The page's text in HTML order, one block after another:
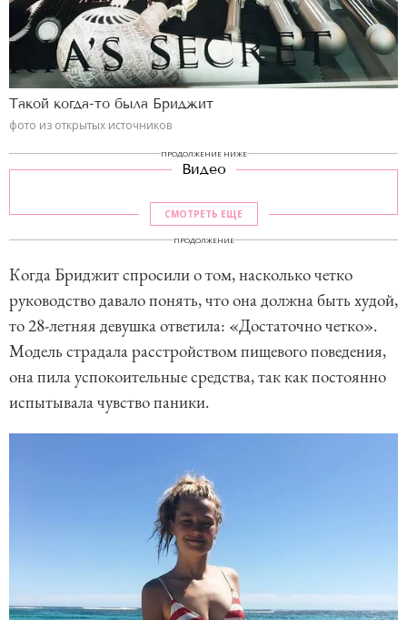
Такой когда-то была Бриджит
фото из открытых источников
ПРОДОЛЖЕНИЕ НИЖЕ
Видео
СМОТРЕТЬ ЕЩЕ
ПРОДОЛЖЕНИЕ
Когда Бриджит спросили о том, насколько четко
руководство давало понять, что она должна быть худой,
то 28-летняя девушка ответила: «Достаточно четко».
Модель страдала расстройством пищевого поведения,
она пила успокоительные средства, так как постоянно
испытывала чувство паники.